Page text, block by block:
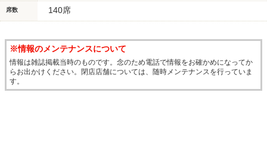
席数 140席
※情報のメンテナンスについて
情報は雑誌掲載当時のものです。念のため電話で情報をお確かめになってか
らお出かけください。閉店店舗については、随時メンテナンスを行っていま
す。